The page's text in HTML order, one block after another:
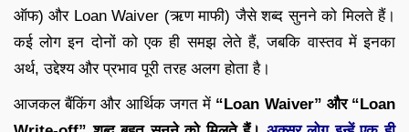
ऑफ) और Loan Waiver (ऋण माफी) जैसे शब्द सुनने को मिलते हैं।
कई लोग इन दोनों को एक ही समझ लेते हैं, जबकि वास्तव में इनका
अर्थ, उद्देश्य और प्रभाव पूरी तरह अलग होता है।
आजकल बैंकिंग और आर्थिक जगत में “Loan Waiver” और “Loan